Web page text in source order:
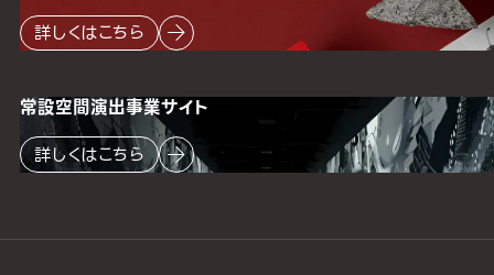
詳しくはこちら
常設空間演出事業サイト
詳しくはこちら